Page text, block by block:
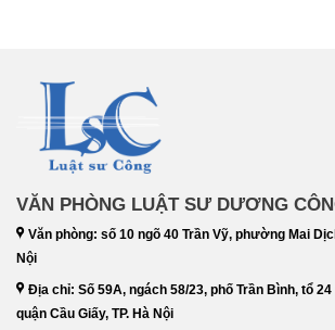
VĂN PHÒNG LUẬT SƯ DƯƠNG
Văn phòng: số 10 ngõ 40 Trần Vỹ, phường Mai
Nội
Địa chỉ: Số 59A, ngách 58/23, phố Trần Bình, tổ
quận Cầu Giấy, TP. Hà Nội